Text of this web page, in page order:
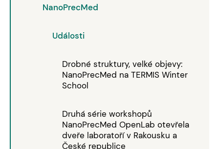
NanoPrecMed
Události
Drobné struktury, velké objevy:
NanoPrecMed na TERMIS Winter
School
Druhá série workshopů
NanoPrecMed OpenLab otevřela
dveře laboratoří v Rakousku a
České republice